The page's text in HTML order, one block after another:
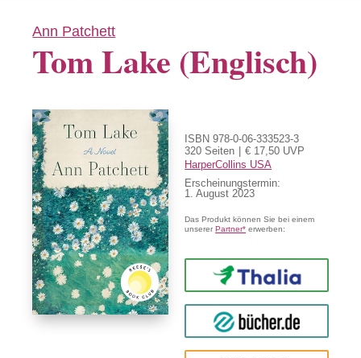
Ann Patchett
Tom Lake (Englisch)
ISBN 978-0-06-333523-3
320 Seiten
€ 17,50 UVP
HarperCollins USA
Erscheinungstermin:
1. August 2023
Das Produkt können Sie bei einem
unsererPartner* erwerben:
Thalia
buecher.de